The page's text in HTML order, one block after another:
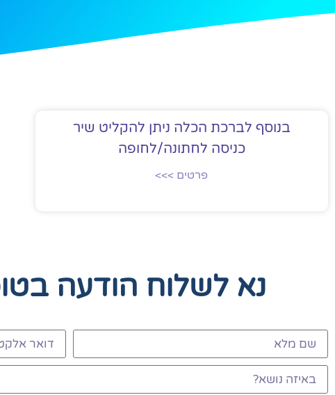
בנוסף לברכת הכלה ניתן להקליט שיר
כניסה לחתונה/לחופה
פרטים >>>
נא לשלוח הודעה